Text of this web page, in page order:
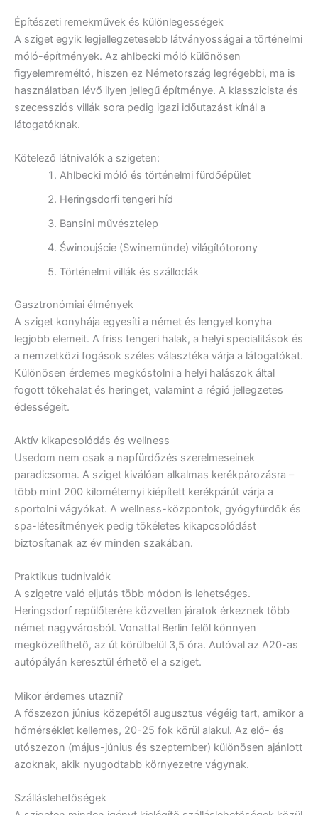
Építészeti remekművek és különlegességek
A sziget egyik legjellegzetesebb látványosságai a történelmi
móló-építmények. Az ahlbecki móló különösen
figyelemreméltó, hiszen ez Németország legrégebbi, ma is
használatban lévő ilyen jellegű építménye. A klasszicista és
szecessziós villák sora pedig igazi időutazást kínál a
látogatóknak.
Kötelező látnivalók a szigeten:
Ahlbecki móló és történelmi fürdőépület
Heringsdorfi tengeri híd
Bansini művésztelep
Świnoujście (Swinemünde) világítótorony
Történelmi villák és szállodák
Gasztronómiai élmények
A sziget konyhája egyesíti a német és lengyel konyha
legjobb elemeit. A friss tengeri halak, a helyi specialitások és
a nemzetközi fogások széles választéka várja a látogatókat.
Különösen érdemes megkóstolni a helyi halászok által
fogott tőkehalat és heringet, valamint a régió jellegzetes
édességeit.
Aktív kikapcsolódás és wellness
Usedom nem csak a napfürdőzés szerelmeseinek
paradicsoma. A sziget kiválóan alkalmas kerékpározásra –
több mint 200 kilométernyi kiépített kerékpárút várja a
sportolni vágyókat. A wellness-központok, gyógyfürdők és
spa-létesítmények pedig tökéletes kikapcsolódást
biztosítanak az év minden szakában.
Praktikus tudnivalók
A szigetre való eljutás több módon is lehetséges.
Heringsdorf repülőterére közvetlen járatok érkeznek több
német nagyvárosból. Vonattal Berlin felől könnyen
megközelíthető, az út körülbelül 3,5 óra. Autóval az A20-as
autópályán keresztül érhető el a sziget.
Mikor érdemes utazni?
A főszezon június közepétől augusztus végéig tart, amikor a
hőmérséklet kellemes, 20-25 fok körül alakul. Az elő- és
utószezon (május-június és szeptember) különösen ajánlott
azoknak, akik nyugodtabb környezetre vágynak.
Szálláslehetőségek